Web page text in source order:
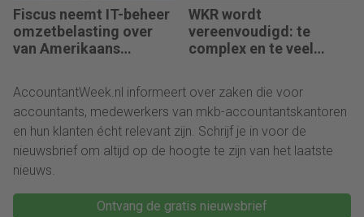
Fiscus neemt IT-beheer
omzetbelasting over
van Amerikaans
WKR wordt
vereenvoudigd: te
complex en te veel
AccountantWeek.nl informeert over zaken die voor
accountants, medewerkers van mkb-accountantskantoren
en hun klanten écht relevant zijn. Schrijf je in voor de
nieuwsbrief om altijd op de hoogte te zijn van het laatste
nieuws.
Ontvang de gratis nieuwsbrief